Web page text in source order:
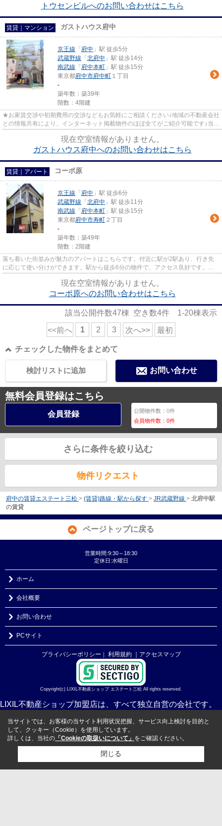
トウセンビルへのお問い合わせはこちら
賃貸｜マンション ガストハウス府中
京王線 「 府中 」駅 徒歩5分
武蔵野線 「 北府中 」駅 徒歩14分
南武線 「 府中本町 」駅 徒歩15分
東京都府中市府中町 １丁目
-
築年数：築39年
階数：4階建
★お家賃交渉や初期費用の交渉などもお気軽にご相談ください♪地域の不動産会社
との情報共有により、インターネット掲載物件のほぼ全てがご紹介可能です♪当店
現在空室情報がありません。
ガストハウス府中へのお問い合わせはこちら
賃貸｜アパート コーポ原
京王線 「 府中 」駅 徒歩6分
武蔵野線 「 北府中 」駅 徒歩11分
南武線 「 府中本町 」駅 徒歩15分
東京都府中市寿町 ２丁目
-
築年数：築49年
階数：2階建
落ち着いた街並みが魅力のアパートはこちらです。付近に駅が2駅あり、行き先
に応じて使い分けができます。駅から徒歩6分の物件で、アクセス良好です。物
現在空室情報がありません。
コーポ原へのお問い合わせはこちら
該当公開件数47棟 空き数4件 1-20棟表示
<<前へ 1 2 3 次へ>> 最初
チェックした物件をまとめて
お問い合わせ
検討リストに追加
無料会員登録はこちら
会員登録 公開物件数：0件
会員物件数：0件
さらに条件を絞り込む
物件リクエスト
府中の賃貸エステート三松 > (賃貸)路線・駅から探す > JR武蔵野線 > 北府中駅
の賃貸
ページトップに戻る
営業時間:9:30～18:30
定休日:水曜日
ホーム
会社概要
お問い合わせ
PCサイト
プライバシーポリシー ｜ 利用規約 ｜アクセスマップ
Copyright(c) LIXIL不動産ショップ エステート三松 All rights reserved.
LIXIL不動産ショップ加盟店は、すべて独立自営の会社です。
当サイトでは、お客様の当サイト利用状況把握、サービス向上検討を目的と
して、クッキー（Cookie）を使用しています。
詳しくは、当社の 「Cookieの取扱いについて」 をご確認ください。
閉じる